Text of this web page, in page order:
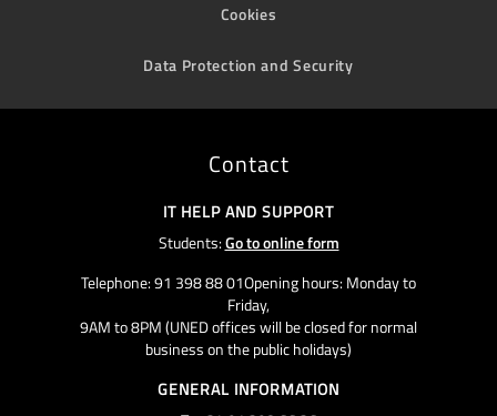
Cookies
Data Protection and Security
Contact
IT HELP AND SUPPORT
Students:Go to online form
Telephone: 91 398 88 01Opening hours: Monday to
Friday,
9AM to 8PM (UNED offices will be closed for normal
business on the public holidays)
GENERAL INFORMATION